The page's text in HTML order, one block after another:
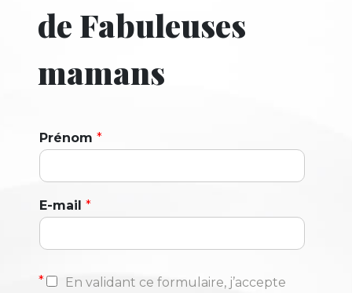
de Fabuleuses
mamans
Prénom *
E-mail *
*
En validant ce formulaire, j’accepte